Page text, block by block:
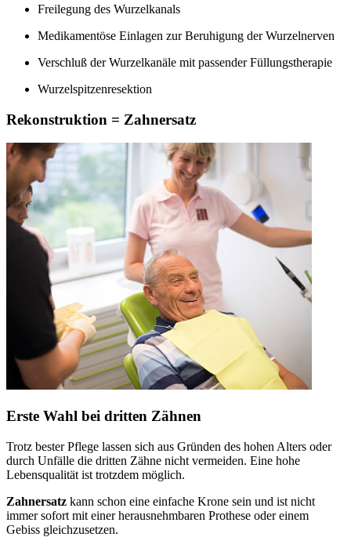
Freilegung des Wurzelkanals
Medikamentöse Einlagen zur Beruhigung der Wurzelnerven
Verschluß der Wurzelkanäle mit passender Füllungstherapie
Wurzelspitzenresektion
Rekonstruktion = Zahnersatz
Erste Wahl bei dritten Zähnen
Trotz bester Pflege lassen sich aus Gründen des hohen Alters oder
durch Unfälle die dritten Zähne nicht vermeiden. Eine hohe
Lebensqualität ist trotzdem möglich.
Zahnersatz kann schon eine einfache Krone sein und ist nicht
immer sofort mit einer herausnehmbaren Prothese oder einem
Gebiss gleichzusetzen.